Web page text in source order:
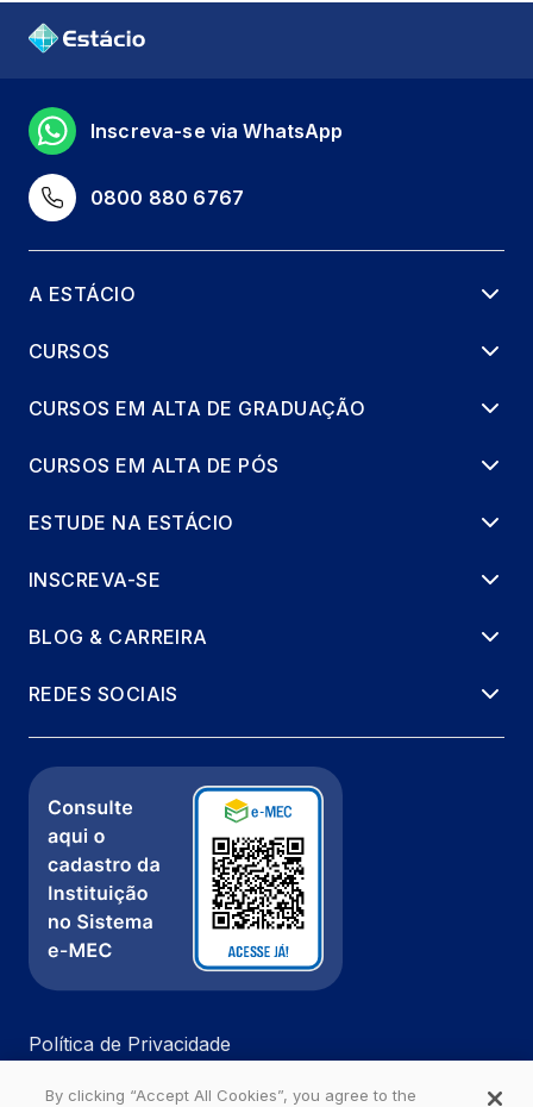
0800 880 6767
Inscreva-se via WhatsApp
A ESTÁCIO
CURSOS
CURSOS EM ALTA DE GRADUAÇÃO
CURSOS EM ALTA DE PÓS
ESTUDE NA ESTÁCIO
INSCREVA-SE
BLOG & CARREIRA
REDES SOCIAIS
Política de Privacidade
Ouvidoria
By clicking “Accept All Cookies”, you agree to the